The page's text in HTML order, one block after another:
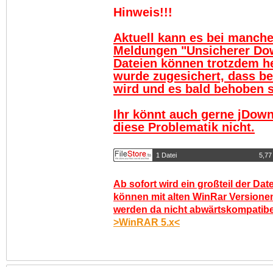
Hinweis!!!
Aktuell kann es bei
Meldungen "Unsicherer
Dateien können trotzdem
wurde zugesichert, dass
wird und es bald behoben
Ihr könnt auch gerne
diese Problematik nicht.
1 Datei 5,77
Ab sofort wird ein großteil der
können mit alten WinRar
werden da nicht
>WinRAR 5.x<